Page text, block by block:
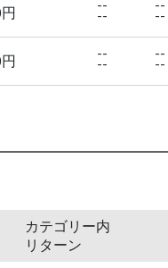
--
--
--
--
--
--
--
--
カテゴリー内
リターン